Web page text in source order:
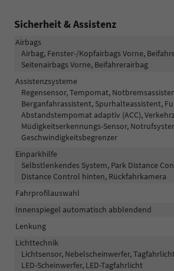
Sicherheit & Assistenz
Airbags
Airbag, Fenster-/Kopfairbags Vorne,
Seitenairbags Vorne, Beifahrerairbag
Assistenzsysteme
Regensensor, Tempomat,
Berganfahrassistent, Spurhalteassistent,
Abstandstempomat adaptiv (ACC),
Müdigkeitserkennungs-Sensor,
Geschwindigkeitsbegrenzer
Einparkhilfe
Selbstlenkendes System, Park Distance
Distance Control hinten, Rückfahrkamera
Fahrprofilauswahl
Innenspiegel automatisch abblendend
Lenkung
Lichttechnik
Lichtsensor, Nebelscheinwerfer,
LED-Scheinwerfer, LED-Tagfahrlicht